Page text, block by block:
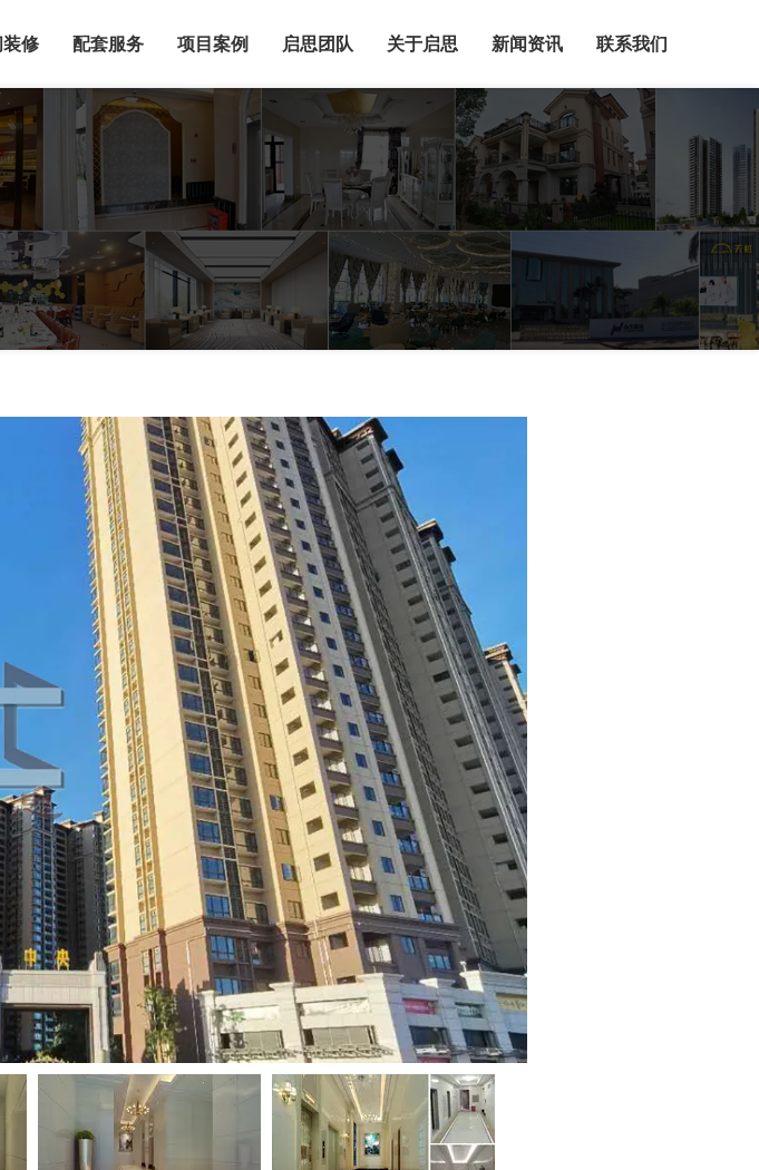
装修 配套服务 项目案例 启思团队 关于启思 新闻资讯 联系我们